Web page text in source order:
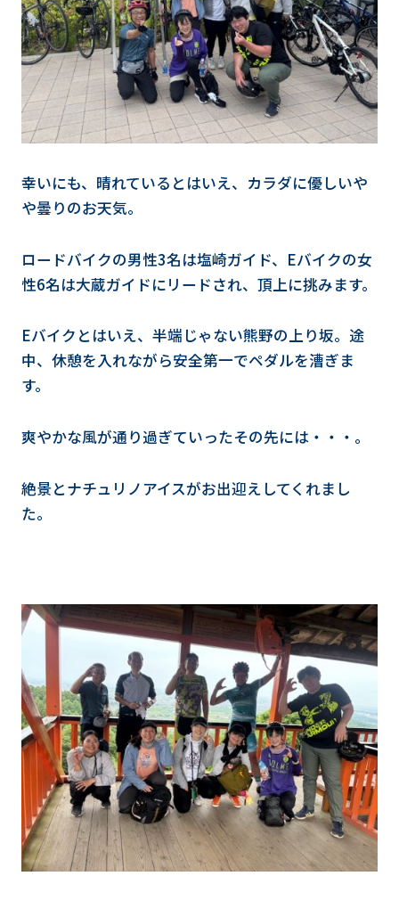
幸いにも、晴れているとはいえ、カラダに優しいや
や曇りのお天気。
ロードバイクの男性3名は塩崎ガイド、Eバイクの女
性6名は大蔵ガイドにリードされ、頂上に挑みます。
Eバイクとはいえ、半端じゃない熊野の上り坂。途
中、休憩を入れながら安全第一でペダルを漕ぎま
す。
爽やかな風が通り過ぎていったその先には・・・。
絶景とナチュリノアイスがお出迎えしてくれまし
た。